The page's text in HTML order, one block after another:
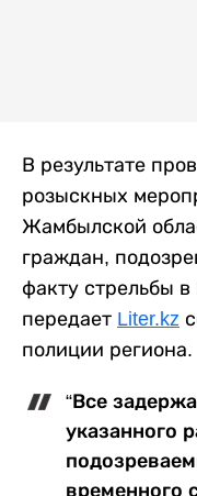
В результате
розыскных
Жамбылской
граждан,
факту стрельбы
передает Liter.kz
полиции региона.
“Все
указанного
временного